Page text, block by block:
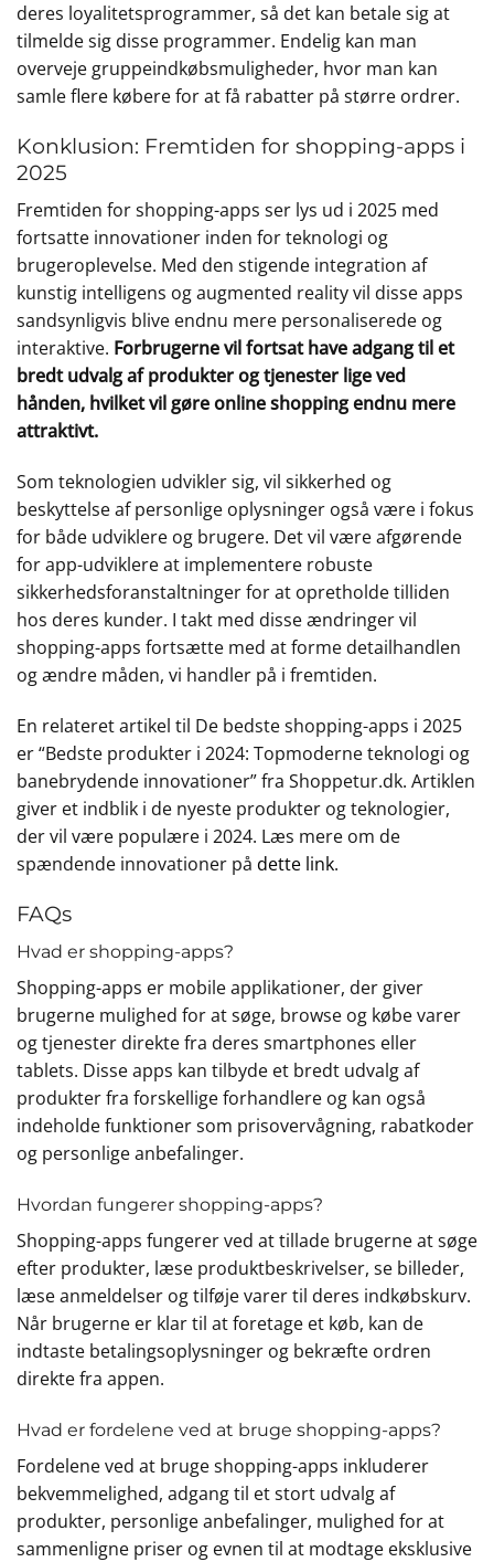
deres loyalitetsprogrammer, så det kan betale sig at
tilmelde sig disse programmer. Endelig kan man
overveje gruppeindkøbsmuligheder, hvor man kan
samle flere købere for at få rabatter på større ordrer.
Konklusion: Fremtiden for shopping-apps i
2025
Fremtiden for shopping-apps ser lys ud i 2025 med
fortsatte innovationer inden for teknologi og
brugeroplevelse. Med den stigende integration af
kunstig intelligens og augmented reality vil disse apps
sandsynligvis blive endnu mere personaliserede og
interaktive. Forbrugerne vil fortsat have adgang til et
bredt udvalg af produkter og tjenester lige ved
hånden, hvilket vil gøre online shopping endnu mere
attraktivt.
Som teknologien udvikler sig, vil sikkerhed og
beskyttelse af personlige oplysninger også være i fokus
for både udviklere og brugere. Det vil være afgørende
for app-udviklere at implementere robuste
sikkerhedsforanstaltninger for at opretholde tilliden
hos deres kunder. I takt med disse ændringer vil
shopping-apps fortsætte med at forme detailhandlen
og ændre måden, vi handler på i fremtiden.
En relateret artikel til De bedste shopping-apps i 2025
er “Bedste produkter i 2024: Topmoderne teknologi og
banebrydende innovationer” fra Shoppetur.dk. Artiklen
giver et indblik i de nyeste produkter og teknologier,
der vil være populære i 2024. Læs mere om de
spændende innovationer på dette link.
FAQs
Hvad er shopping-apps?
Shopping-apps er mobile applikationer, der giver
brugerne mulighed for at søge, browse og købe varer
og tjenester direkte fra deres smartphones eller
tablets. Disse apps kan tilbyde et bredt udvalg af
produkter fra forskellige forhandlere og kan også
indeholde funktioner som prisovervågning, rabatkoder
og personlige anbefalinger.
Hvordan fungerer shopping-apps?
Shopping-apps fungerer ved at tillade brugerne at søge
efter produkter, læse produktbeskrivelser, se billeder,
læse anmeldelser og tilføje varer til deres indkøbskurv.
Når brugerne er klar til at foretage et køb, kan de
indtaste betalingsoplysninger og bekræfte ordren
direkte fra appen.
Hvad er fordelene ved at bruge shopping-apps?
Fordelene ved at bruge shopping-apps inkluderer
bekvemmelighed, adgang til et stort udvalg af
produkter, personlige anbefalinger, mulighed for at
sammenligne priser og evnen til at modtage eksklusive